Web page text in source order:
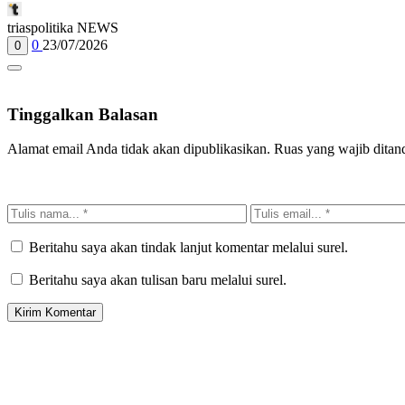
triaspolitika NEWS
0 0 23/07/2026
Tinggalkan Balasan
Alamat email Anda tidak akan dipublikasikan. Ruas yang wajib
Beritahu saya akan tindak lanjut komentar melalui surel.
Beritahu saya akan tulisan baru melalui surel.